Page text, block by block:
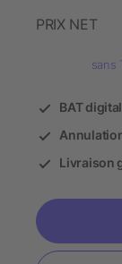
PRIX NET
sans
BAT
Livraison